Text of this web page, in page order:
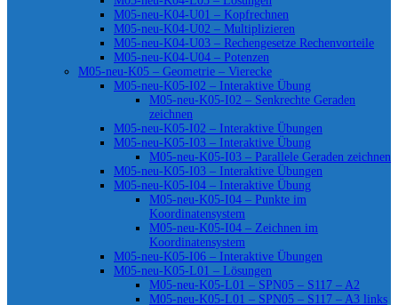
M05-neu-K04-U01 – Kopfrechnen
M05-neu-K04-U02 – Multiplizieren
M05-neu-K04-U03 – Rechengesetze Rechenvorteile
M05-neu-K04-U04 – Potenzen
M05-neu-K05 – Geometrie – Vierecke
M05-neu-K05-I02 – Interaktive Übung
M05-neu-K05-I02 – Senkrechte Geraden
zeichnen
M05-neu-K05-I02 – Interaktive Übungen
M05-neu-K05-I03 – Interaktive Übung
M05-neu-K05-I03 – Parallele Geraden zeichnen
M05-neu-K05-I03 – Interaktive Übungen
M05-neu-K05-I04 – Interaktive Übung
M05-neu-K05-I04 – Punkte im
Koordinatensystem
M05-neu-K05-I04 – Zeichnen im
Koordinatensystem
M05-neu-K05-I06 – Interaktive Übungen
M05-neu-K05-L01 – Lösungen
M05-neu-K05-L01 – SPN05 – S117 – A2
M05-neu-K05-L01 – SPN05 – S117 – A3 links